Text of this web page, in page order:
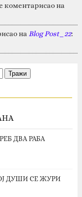
коментарисао на
на Blog Post_22:
ДВА РАБА
ДУШИ СЕ ЖУРИ